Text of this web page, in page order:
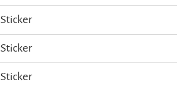
Sticker
Sticker
Sticker